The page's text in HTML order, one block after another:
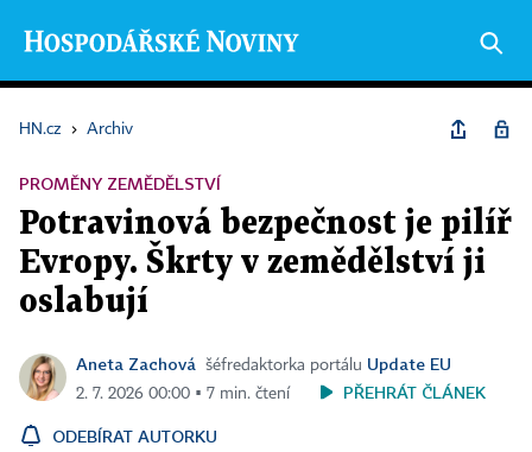
HN.cz › Archiv
PROMĚNY ZEMĚDĚLSTVÍ
Potravinová bezpečnost je pilíř
Evropy. Škrty v zemědělství ji
oslabují
Aneta Zachová šéfredaktorka portálu Update EU
2. 7. 2026 00:00 ▪ 7 min. čtení PŘEHRÁT ČLÁNEK
ODEBÍRAT AUTORKU